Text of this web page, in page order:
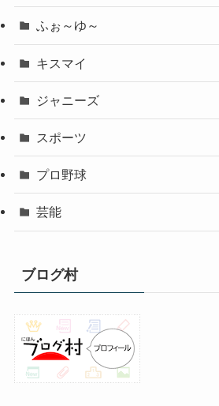
ふぉ～ゆ～
キスマイ
ジャニーズ
スポーツ
プロ野球
芸能
ブログ村